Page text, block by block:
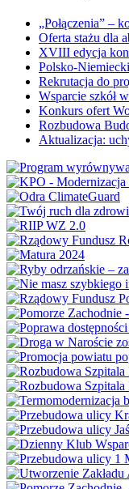
„Połączenia” –
Oferta stażu dla
XVIII edycja
Polsko-
Rekrutacja do
Wsparcie szkół
Konkurs ofert
Rozbudowa
Aktualizacja: